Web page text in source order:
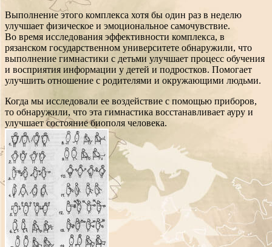
Выполнение этого комплекса хотя бы один раз в неделю
улучшает физическое и эмоциональное самочувствие.
Во время исследования эффективности комплекса, в
рязанском государственном университете обнаружили, что
выполнение гимнастики с детьми улучшает процесс обучения
и восприятия информации у детей и подростков. Помогает
улучшить отношение с родителями и окружающими людьми.
Когда мы исследовали ее воздействие с помощью приборов,
то обнаружили, что эта гимнастика восстанавливает ауру и
улучшает состояние биополя человека.